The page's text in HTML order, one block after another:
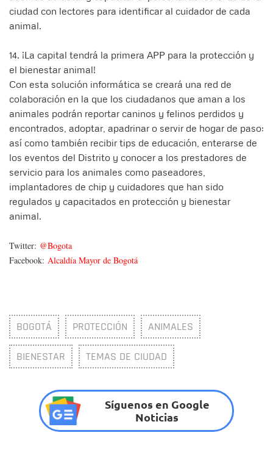
ciudad con lectores para identificar al cuidador de cada
animal.
14. ¡La capital tendrá la primera APP para la protección y
el bienestar animal!
Con esta solución informática se creará una red de
colaboración en la que los ciudadanos que aman a los
animales podrán reportar caninos y felinos perdidos y
encontrados, adoptar, apadrinar o servir de hogar de paso;
así como también recibir tips de educación, enterarse de
los eventos del Distrito y conocer a los prestadores de
servicio para los animales como paseadores,
implantadores de chip y cuidadores que han sido
regulados y capacitados en protección y bienestar
animal.
Twitter: @Bogota
Facebook: Alcaldía Mayor de Bogotá
BOGOTÁ PROTECCIÓN ANIMALES
BIENESTAR TEMAS DE CIUDAD
Síguenos en Google
Noticias